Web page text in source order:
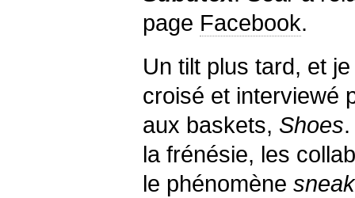
page Facebook.
Un tilt plus tard, et
croisé et interviewé
aux baskets, Shoes
la frénésie, les
le phénomène